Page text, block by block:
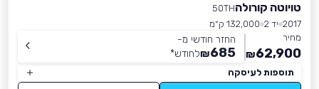
טויוטה קורולה50TH
2017 יד 2
132,000 ק״מ
מחיר
62,900
₪
החזר חודשי מ-
685
₪לחודש*
תוספות לעיסקה